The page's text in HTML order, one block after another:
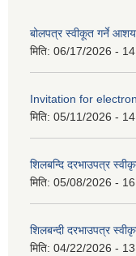
बोलपत्र स्वीकूत गर्ने
मिति: 06/17/2026 -
Invitation for
मिति: 05/11/2026 -
शिलबन्दि दरभाउपत्र
मिति: 05/08/2026 -
शिलबन्दी दरभाउपत्र
मिति: 04/22/2026 -